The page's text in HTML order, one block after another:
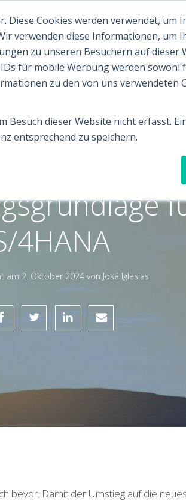
Diese Cookies werden verwendet, um
verwenden diese Informationen, um
zu unseren Besuchern auf dieser
für mobile Werbung werden
zu den von uns verwendeten
Besuch dieser Website nicht erfasst.
entsprechend zu speichern.
Startseite Webinare
zur
4HANA
am 2. Oktober 2024 von José Iglesias
bevor. Damit der Umstieg auf die